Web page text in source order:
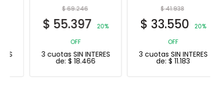
69.246
55.397
20%
3 cuotas SIN INTERES
$18.466
41.938
33.550
20%
3 cuotas SIN INTERES
$11.183